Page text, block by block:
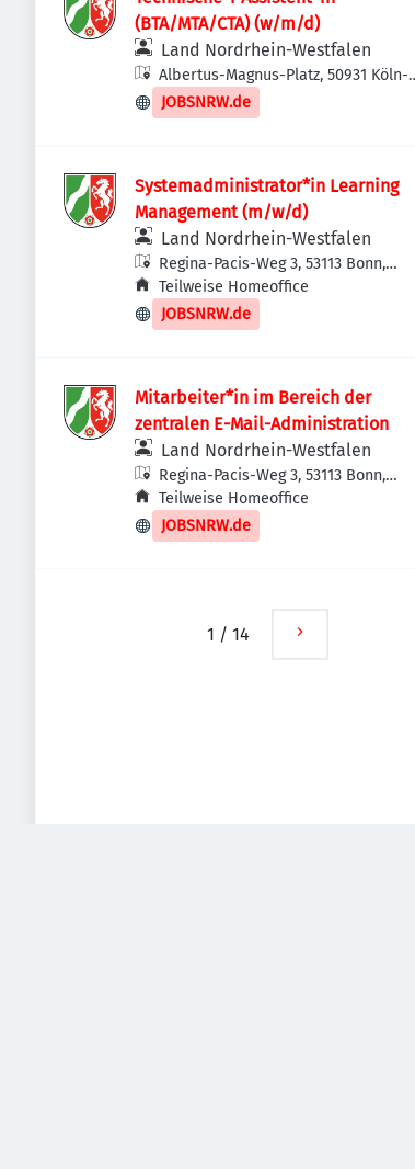
(BTA/MTA/CTA) (w/m/d)
Land Nordrhein-Westfalen
Albertus-Magnus-Platz, 50931 Köln-
Lindenthal, Deutschland
JOBSNRW.de
Systemadministrator*in Learning
Management (m/w/d)
Land Nordrhein-Westfalen
Regina-Pacis-Weg 3, 53113 Bonn,
Deutschland
Teilweise Homeoffice
JOBSNRW.de
Mitarbeiter*in im Bereich der
zentralen E-Mail-Administration
Land Nordrhein-Westfalen
Regina-Pacis-Weg 3, 53113 Bonn,
Deutschland
Teilweise Homeoffice
JOBSNRW.de
1 / 14